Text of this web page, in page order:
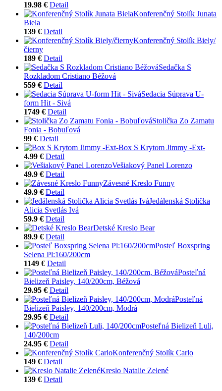
19.98 € Detail
Konferenčný Stolík Junata
Biela
139 € Detail
Konferenčný Stolík Biely/
čierny
189 € Detail
Sedačka S
Rozkladom Cristiano Béžová
559 € Detail
Sedacia Súprava U-
form Hit - Sivá
1749 € Detail
Stolička Zo Zamatu
Fonia - Bobuľová
99 € Detail
Box S Krytom Jimmy -Ext-
4.99 € Detail
Vešiakový Panel Lorenzo
49.9 € Detail
Závesné Kreslo Funny
49.9 € Detail
Jedálenská Stolička
Alicia Svetlás Ivá
59.9 € Detail
Detské Kreslo Bear
89.9 € Detail
Posteľ Boxspring
Selena Pl:160/200cm
1149 € Detail
Posteľná
Bielizeň Paisley, 140/200cm, Béžová
29.95 € Detail
Posteľná
Bielizeň Paisley, 140/200cm, Modrá
29.95 € Detail
Posteľná Bielizeň Luli,
140/200cm
24.95 € Detail
Konferenčný Stolík Carlo
149 € Detail
Kreslo Natalie Zelené
139 € Detail